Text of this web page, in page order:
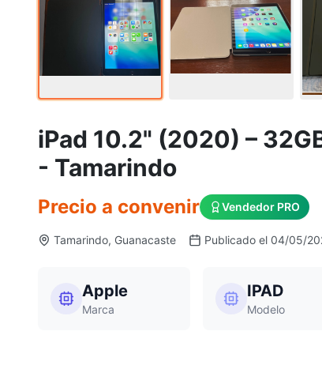
iPad 10.2" (2020) –
- Tamarindo
Precio a convenir Vendedor PRO
Tamarindo, Guanacaste Publicado el 04/05/
Apple
Marca
IPAD
Modelo